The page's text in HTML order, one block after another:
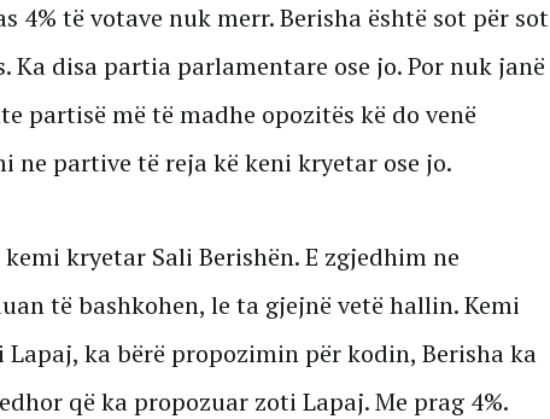
4% të votave nuk merr. Berisha është sot për sot
Ka disa partia parlamentare ose jo. Por nuk janë
partisë më të madhe opozitës kë do venë
ne partive të reja kë keni kryetar ose jo.
kryetar Sali Berishën. E zgjedhim ne
të bashkohen, le ta gjejnë vetë hallin. Kemi
ka bërë propozimin për kodin, Berisha ka
që ka propozuar zoti Lapaj. Me prag 4%.